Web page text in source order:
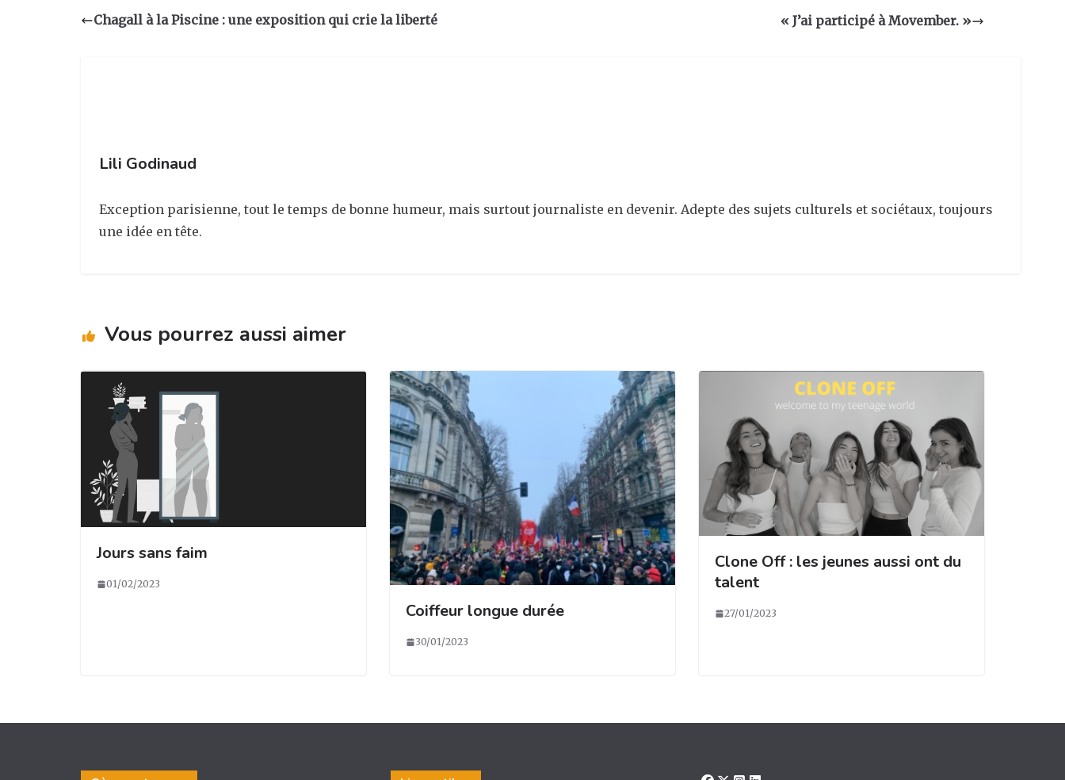
a e
e
g
Chagall à la Piscine : une exposition qui crie la liberté « J’ai participé à Movember. »
Lili Godinaud
Exception parisienne, tout le temps de bonne humeur, mais surtout journaliste en devenir. Adepte des sujets culturels et sociétaux, toujours
une idée en tête.
Vous pourrez aussi aimer
Jours sans faim
01/02/2023
Coiffeur longue durée
30/01/2023
Clone Off : les jeunes aussi ont du
talent
27/01/2023